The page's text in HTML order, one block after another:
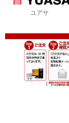
ユアサ